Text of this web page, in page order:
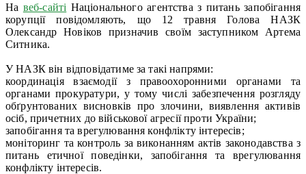
На веб-сайті Національного агентства з питань запобігання
корупції повідомляють, що 12 травня Голова НАЗК
Олександр Новіков призначив своїм заступником Артема
Ситника.
У НАЗК він відповідатиме за такі напрями:
координація взаємодії з правоохоронними органами та
органами прокуратури, у тому числі забезпечення розгляду
обґрунтованих висновків про злочини, виявлення активів
осіб, причетних до військової агресії проти України;
запобігання та врегулювання конфлікту інтересів;
моніторинг та контроль за виконанням актів законодавства з
питань етичної поведінки, запобігання та врегулювання
конфлікту інтересів.